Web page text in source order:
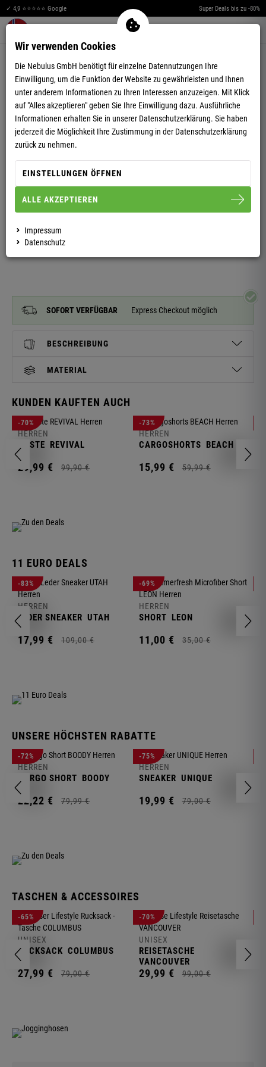
✓ 4,9 ⭐⭐⭐⭐⭐ Google Super Deals bis zu -80%
Warenkorb aufklappen
WINTER-SOFTSHELLJACKE TEDDYFELL STYLER
FUR HERREN
HERREN
SOFORT VERFÜGBAR Express Checkout möglich
BESCHREIBUNG
MATERIAL
KUNDEN KAUFTEN AUCH
-70%
HERREN
WESTE REVIVAL
29,99 € 99,90 €
-73%
HERREN
CARGOSHORTS BEACH
15,99 € 59,99 €
11 EURO DEALS
-83%
HERREN
LEDER SNEAKER UTAH
17,99 € 109,00 €
-69%
HERREN
SHORT LEON
11,00 € 35,00 €
UNSERE HÖCHSTEN RABATTE
-72%
HERREN
CARGO SHORT BOODY
22,22 € 79,99 €
-75%
HERREN
SNEAKER UNIQUE
19,99 € 79,00 €
TASCHEN & ACCESSOIRES
-65%
UNISEX
RUCKSACK COLUMBUS
27,99 € 79,00 €
-70%
UNISEX
REISETASCHE
VANCOUVER
29,99 € 99,00 €
Wir verwenden Cookies
Die Nebulus GmbH benötigt für einzelne Datennutzungen Ihre
Einwilligung, um die Funktion der Website zu gewährleisten und Ihnen
unter anderem Informationen zu Ihren Interessen anzuzeigen. Mit Klick
auf "Alles akzeptieren" geben Sie Ihre Einwilligung dazu. Ausführliche
Informationen erhalten Sie in unserer Datenschutzerklärung. Sie haben
jederzeit die Möglichkeit Ihre Zustimmung in der Datenschutzerklärung
zurück zu nehmen.
EINSTELLUNGEN ÖFFNEN
ALLE AKZEPTIEREN
Impressum
Datenschutz